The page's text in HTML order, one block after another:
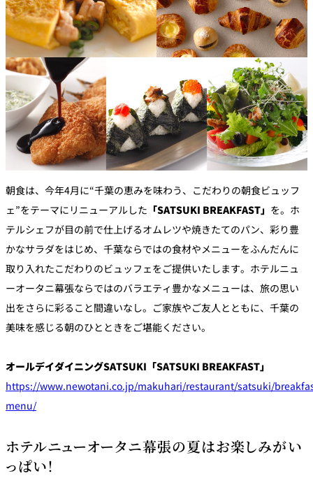
朝食は、今年4月に“千葉の恵みを味わう、こだわりの朝食ビュッフ
ェ”をテーマにリニューアルした 「SATSUKI BREAKFAST」 を。ホ
テルシェフが目の前で仕上げるオムレツや焼きたてのパン、彩り豊
かなサラダをはじめ、千葉ならではの食材やメニューをふんだんに
取り入れたこだわりのビュッフェをご提供いたします。ホテルニュ
ーオータニ幕張ならではのバラエティ豊かなメニューは、旅の思い
出をさらに彩ること間違いなし。ご家族やご友人とともに、千葉の
美味を感じる朝のひとときをご堪能ください。
オールデイダイニングSATSUKI「SATSUKI BREAKFAST」
https://www.newotani.co.jp/makuhari/restaurant/satsuki/
menu/
ホテルニューオータニ幕張の夏はお楽しみがい
っぱい！